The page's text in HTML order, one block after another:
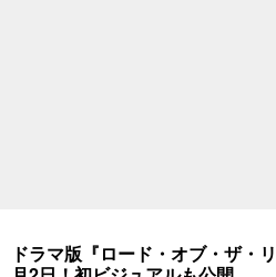
ドラマ版『ロード・オブ・ザ・